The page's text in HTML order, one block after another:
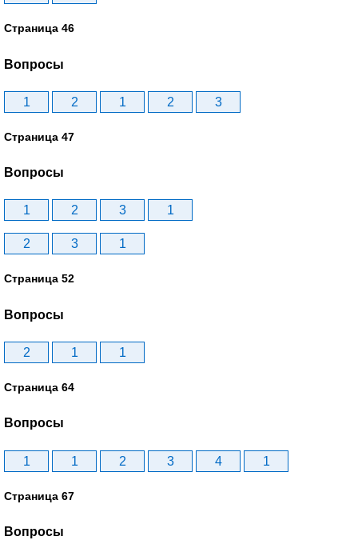
Страница 46
Вопросы
1 2 1 2 3
Страница 47
Вопросы
1 2 3 1
2 3 1
Страница 52
Вопросы
2 1 1
Страница 64
Вопросы
1 1 2 3 4 1
Страница 67
Вопросы